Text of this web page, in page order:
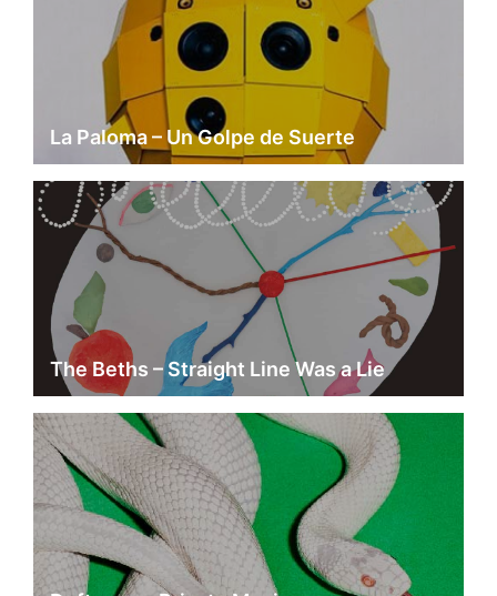
La Paloma – Un Golpe de Suerte
The Beths – Straight Line Was a Lie